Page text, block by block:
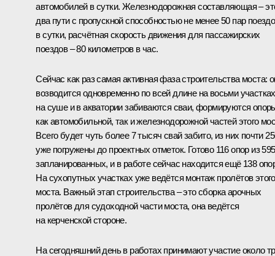
автомобилей в сутки. Железнодорожная составляющая –
два пути с пропускной способностью не менее 50 пар
в сутки, расчётная скорость движения для пассажирских
поездов – 80 километров в час.
Сейчас как раз самая активная фаза строительства моста:
возводится одновременно по всей длине на восьми
на суше и в акватории забиваются сваи, формируются
как автомобильной, так и железнодорожной частей этого
Всего будет чуть более 7 тысяч свай забито, из них почти
уже погружены до проектных отметок. Готово 116 опор из 595
запланированных, и в работе сейчас находится ещё 138
На сухопутных участках уже ведётся монтаж пролётов этого
моста. Важный этап строительства – это сборка арочных
пролётов для судоходной части моста, она ведётся
на керченской стороне.
На сегодняшний день в работах принимают участие около